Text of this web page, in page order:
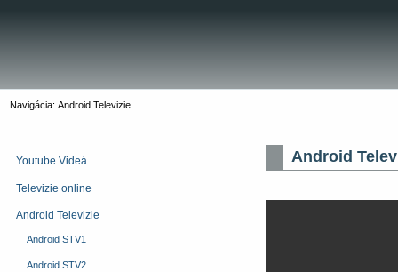
Navigácia: Android Televizie
Youtube Videá
Televizie online
Android Televizie
Android STV1
Android STV2
Android